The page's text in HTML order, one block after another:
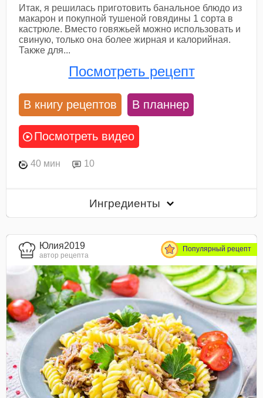
Итак, я решилась приготовить банальное блюдо из
макарон и покупной тушеной говядины 1 сорта в
кастрюле. Вместо говяжьей можно использовать и
свиную, только она более жирная и калорийная.
Также для...
Посмотреть рецепт
В книгу рецептов В планнер
Посмотреть видео
40 мин 10
Ингредиенты
Юлия2019
автор рецепта
Популярный рецепт